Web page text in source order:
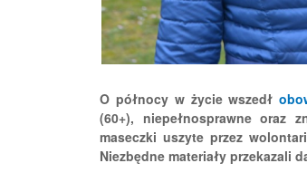
O północy w życie wszedł
(60+), niepełnosprawne oraz
maseczki uszyte przez
Niezbędne materiały przekazali